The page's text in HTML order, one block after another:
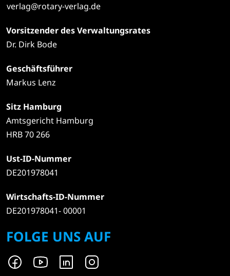
verlag@rotary-verlag.de
Vorsitzender des Verwaltungsrates
Dr. Dirk Bode
Geschäftsführer
Markus Lenz
Sitz Hamburg
Amtsgericht Hamburg
HRB 70 266
Ust-ID-Nummer
DE201978041
Wirtschafts-ID-Nummer
DE201978041- 00001
FOLGE UNS AUF